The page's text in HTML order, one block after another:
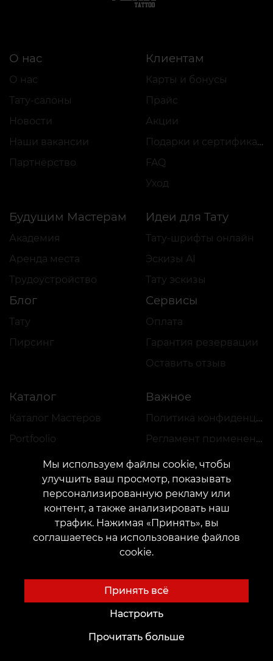
О нас
О нас
Тату-салоны
Новости
Наши вакансии
Партнёрство
Клиентам
Карты и бонусы
Прайс
Акции
Подарки и сертификаты
FAQ
Уход
Будущим Мастерам
Академия
Аренда места
Трудоустройство
Идеи для Тату
Тату-шрифты онлайн
Эскизы AI
Тату эскизы
Блог
Тату
Пирсинг
Сервисы
Оплата
Гарантия резервации
Оставить отзыв
Каталог
Каталог Мастеров
Portfoolio
Важное
Политика конфиденциальности
Регламент применения скидок и VEAN COINS
КОНТАКТЫ
Свяжитесь с нами:customers@vean-tattoo.ee
marketing.veantattoo@gmail.com
Жалобы и предложения:complaints@vean-tattoo.com
Сайт разработан и обслуживается VEAN
Мы используем файлы cookie, чтобы
улучшить ваш просмотр, показывать
персонализированную рекламу или
контент, а также анализировать наш
трафик. Нажимая «Принять», вы
соглашаетесь на использование файлов
cookie.
Принять всё
Настроить
Прочитать больше